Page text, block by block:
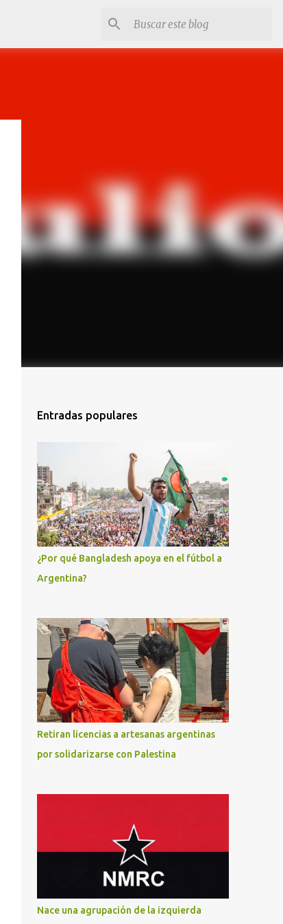
Entradas populares
¿Por qué Bangladesh apoya en el fútbol a
Argentina?
Retiran licencias a artesanas argentinas
por solidarizarse con Palestina
Nace una agrupación de la izquierda